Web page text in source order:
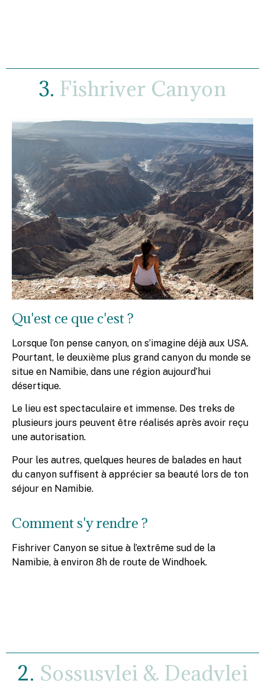
3. Fishriver Canyon
Qu'est ce que c'est ?
Lorsque l’on pense canyon, on s’imagine déjà aux USA.
Pourtant, le deuxième plus grand canyon du monde se
situe en Namibie, dans une région aujourd’hui
désertique.
Le lieu est spectaculaire et immense. Des treks de
plusieurs jours peuvent être réalisés après avoir reçu
une autorisation.
Pour les autres, quelques heures de balades en haut
du canyon suffisent à apprécier sa beauté lors de ton
séjour en Namibie.
Comment s'y rendre ?
Fishriver Canyon se situe à l’extrême sud de la
Namibie, à environ 8h de route de Windhoek.
2. Sossusvlei & Deadvlei